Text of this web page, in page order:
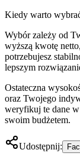
Kiedy warto
Wybór zależy od
wyższą kwotę
potrzebujesz
lepszym
Ostateczna
oraz Twojego
weryfikuj te dane
swoim budżetem.
Udostępnij: